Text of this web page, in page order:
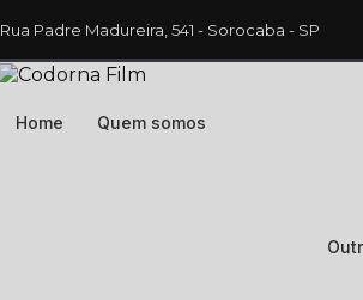
Rua Padre Madureira, 541 - Sorocaba - SP
Home Quem somos